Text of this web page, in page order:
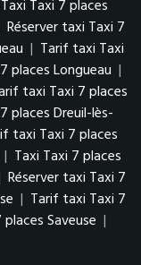
Taxi Taxi 7 places
Réserver taxi Taxi 7
| Tarif taxi Taxi
places Longueau |
taxi Taxi 7 places
places Dreuil-lès-
taxi Taxi 7 places
| Taxi Taxi 7 places
Réserver taxi Taxi 7
| Tarif taxi Taxi 7
Saveuse |